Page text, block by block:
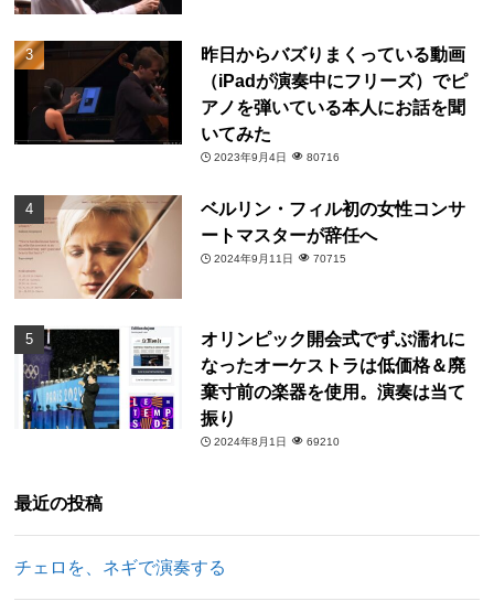
昨日からバズりまくっている動画
（iPadが演奏中にフリーズ）でピ
アノを弾いている本人にお話を聞
いてみた
2023年9月4日 80716
ベルリン・フィル初の女性コンサ
ートマスターが辞任へ
2024年9月11日 70715
オリンピック開会式でずぶ濡れに
なったオーケストラは低価格＆廃
棄寸前の楽器を使用。演奏は当て
振り
2024年8月1日 69210
最近の投稿
チェロを、ネギで演奏する